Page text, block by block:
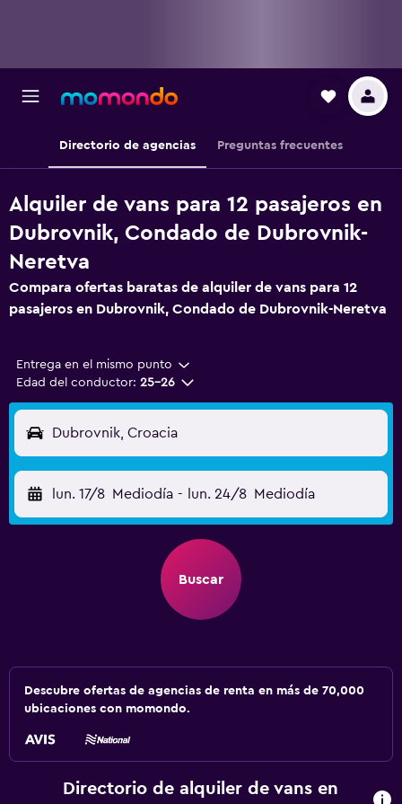
Directorio de agencias Preguntas frecuentes
Alquiler de vans para 12 pasajeros en
Dubrovnik, Condado de Dubrovnik-
Neretva
Compara ofertas baratas de alquiler de vans para 12
pasajeros en Dubrovnik, Condado de Dubrovnik-Neretva
Entrega en el mismo punto
Edad del conductor: 25-26
Dubrovnik, Croacia
lun. 17/8 Mediodía - lun. 24/8 Mediodía
Buscar
Descubre ofertas de agencias de renta en más de 70,000
ubicaciones con momondo.
Directorio de alquiler de vans en